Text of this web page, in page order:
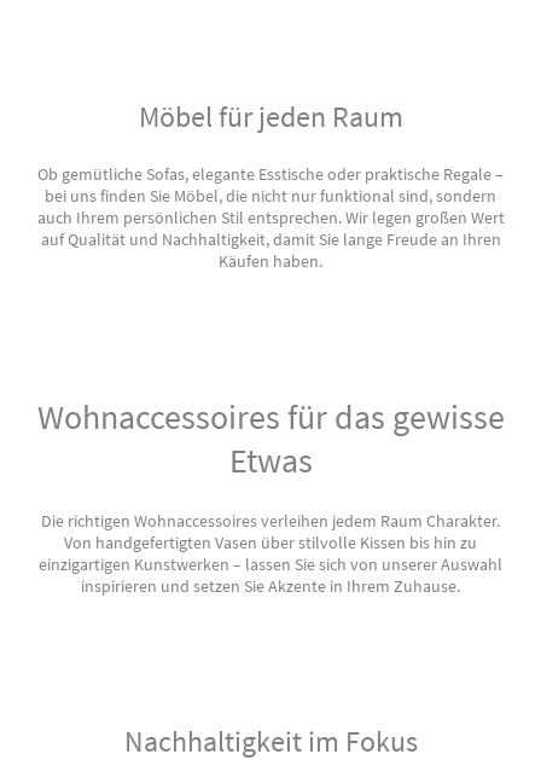
Möbel für jeden Raum
Ob gemütliche Sofas, elegante Esstische oder praktische Regale –
bei uns finden Sie Möbel, die nicht nur funktional sind, sondern
auch Ihrem persönlichen Stil entsprechen. Wir legen großen Wert
auf Qualität und Nachhaltigkeit, damit Sie lange Freude an Ihren
Käufen haben.
Wohnaccessoires für das gewisse
Etwas
Die richtigen Wohnaccessoires verleihen jedem Raum Charakter.
Von handgefertigten Vasen über stilvolle Kissen bis hin zu
einzigartigen Kunstwerken – lassen Sie sich von unserer Auswahl
inspirieren und setzen Sie Akzente in Ihrem Zuhause.
Nachhaltigkeit im Fokus